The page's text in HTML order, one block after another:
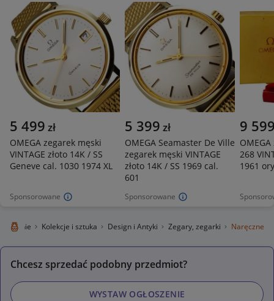
Sponsorowane
5 499 zł
OMEGA zegarek męski
VINTAGE złoto 14K / SS
Geneve cal. 1030 1974 XL
Sponsorowane
5 399 zł
OMEGA Seamaster De Ville
zegarek męski VINTAGE
złoto 14K / SS 1969 cal.
601
9
268
1961
Lokalnie Kolekcje i sztuka Design i Antyki Zegary, zegarki Naręczne
Chcesz sprzedać podobny przedmiot?
WYSTAW OGŁOSZENIE